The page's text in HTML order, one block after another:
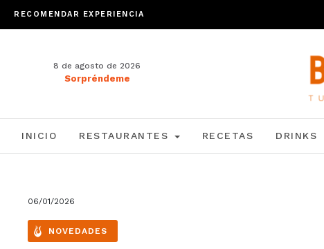
RECOMENDAR EXPERIENCIA
8 de agosto de 2026
Sorpréndeme
INICIO RESTAURANTES RECETAS DRINKS
06/01/2026
NOVEDADES